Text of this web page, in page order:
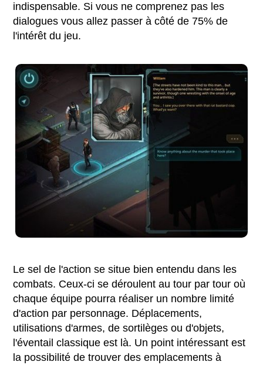
indispensable. Si vous ne comprenez pas les
dialogues vous allez passer à côté de 75% de
l'intérêt du jeu.
Le sel de l'action se situe bien entendu dans les
combats. Ceux-ci se déroulent au tour par tour où
chaque équipe pourra réaliser un nombre limité
d'action par personnage. Déplacements,
utilisations d'armes, de sortilèges ou d'objets,
l'éventail classique est là. Un point intéressant est
la possibilité de trouver des emplacements à